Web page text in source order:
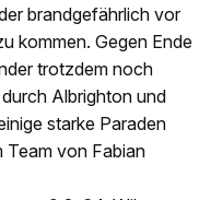
brandgefährlich vor
kommen. Gegen Ende
trotzdem noch
Albrighton und
starke Paraden
Team von Fabian